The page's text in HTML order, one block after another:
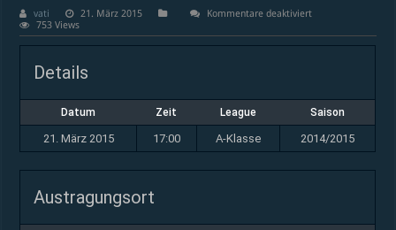
vati 21. März 2015 Kommentare deaktiviertfür
Stuttgart
III
753 Views
Details
Datum Zeit League Saison
21. März 2015 17:00 A-Klasse 2014/2015
Austragungsort